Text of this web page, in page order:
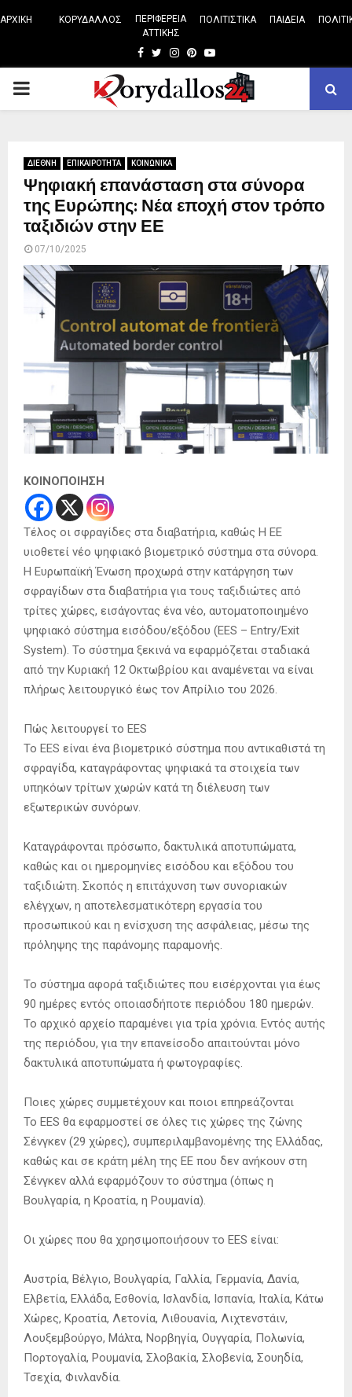
ΑΡΧΙΚΗ ΚΟΡΥΔΑΛΛΟΣ
ΠΕΡΙΦΕΡΕΙΑ
ΑΤΤΙΚΗΣ
ΠΟΛΙΤΙΣΤΙΚΑ ΠΑΙΔΕΙΑ
Facebook
TwitterInstagram
Pinterest
Youtube
PRIMARY
ΔΙΕΘΝΗ ΕΠΙΚΑΙΡΟΤΗΤΑ ΚΟΙΝΩΝΙΚΑ
Ψηφιακή επανάσταση στα σύνορα
της Ευρώπης: Νέα εποχή στον τρόπο
ταξιδιών στην ΕΕ
07/10/2025
ΚΟΙΝΟΠΟΙΗΣΗ
Τέλος οι σφραγίδες στα διαβατήρια, καθώς Η ΕΕ
υιοθετεί νέο ψηφιακό βιομετρικό σύστημα στα σύνορα.
Η Ευρωπαϊκή Ένωση προχωρά στην κατάργηση των
σφραγίδων στα διαβατήρια για τους ταξιδιώτες από
τρίτες χώρες, εισάγοντας ένα νέο, αυτοματοποιημένο
ψηφιακό σύστημα εισόδου/εξόδου (EES – Entry/Exit
System). Το σύστημα ξεκινά να εφαρμόζεται σταδιακά
από την Κυριακή 12 Οκτωβρίου και αναμένεται να είναι
πλήρως λειτουργικό έως τον Απρίλιο του 2026.
Πώς λειτουργεί το EES
Το EES είναι ένα βιομετρικό σύστημα που αντικαθιστά τη
σφραγίδα, καταγράφοντας ψηφιακά τα στοιχεία των
υπηκόων τρίτων χωρών κατά τη διέλευση των
εξωτερικών συνόρων.
Καταγράφονται πρόσωπο, δακτυλικά αποτυπώματα,
καθώς και οι ημερομηνίες εισόδου και εξόδου του
ταξιδιώτη. Σκοπός η επιτάχυνση των συνοριακών
ελέγχων, η αποτελεσματικότερη εργασία του
προσωπικού και η ενίσχυση της ασφάλειας, μέσω της
πρόληψης της παράνομης παραμονής.
Το σύστημα αφορά ταξιδιώτες που εισέρχονται για έως
90 ημέρες εντός οποιασδήποτε περιόδου 180 ημερών.
Το αρχικό αρχείο παραμένει για τρία χρόνια. Εντός αυτής
της περιόδου, για την επανείσοδο απαιτούνται μόνο
δακτυλικά αποτυπώματα ή φωτογραφίες.
Ποιες χώρες συμμετέχουν και ποιοι επηρεάζονται
Το EES θα εφαρμοστεί σε όλες τις χώρες της ζώνης
Σένγκεν (29 χώρες), συμπεριλαμβανομένης της Ελλάδας,
καθώς και σε κράτη μέλη της ΕΕ που δεν ανήκουν στη
Σένγκεν αλλά εφαρμόζουν το σύστημα (όπως η
Βουλγαρία, η Κροατία, η Ρουμανία).
Οι χώρες που θα χρησιμοποιήσουν το EES είναι:
Αυστρία, Βέλγιο, Βουλγαρία, Γαλλία, Γερμανία, Δανία,
Ελβετία, Ελλάδα, Εσθονία, Ισλανδία, Ισπανία, Ιταλία, Κάτω
Χώρες, Κροατία, Λετονία, Λιθουανία, Λιχτενστάιν,
Λουξεμβούργο, Μάλτα, Νορβηγία, Ουγγαρία, Πολωνία,
Πορτογαλία, Ρουμανία, Σλοβακία, Σλοβενία, Σουηδία,
Τσεχία, Φινλανδία.